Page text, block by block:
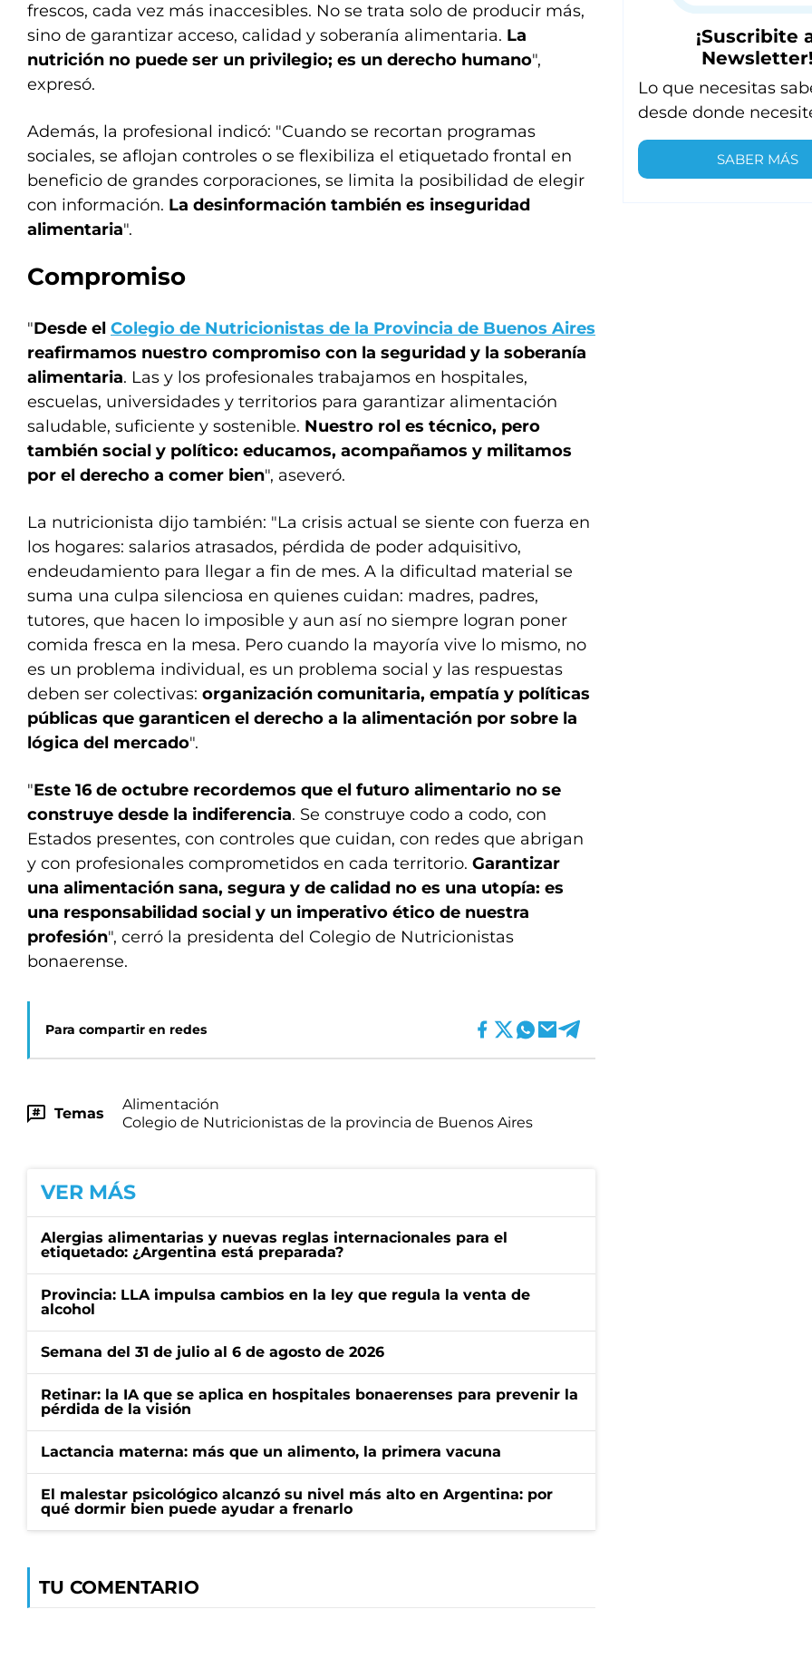
frescos, cada vez más inaccesibles. No se trata solo de producir más,
sino de garantizar acceso, calidad y soberanía alimentaria. La
nutrición no puede ser un privilegio; es un derecho humano",
expresó.
Además, la profesional indicó: "Cuando se recortan programas
sociales, se aflojan controles o se flexibiliza el etiquetado frontal en
beneficio de grandes corporaciones, se limita la posibilidad de elegir
con información. La desinformación también es inseguridad
alimentaria".
Compromiso
"Desde el Colegio de Nutricionistas de la Provincia de Buenos Aires
reafirmamos nuestro compromiso con la seguridad y la soberanía
alimentaria. Las y los profesionales trabajamos en hospitales,
escuelas, universidades y territorios para garantizar alimentación
saludable, suficiente y sostenible. Nuestro rol es técnico, pero
también social y político: educamos, acompañamos y militamos
por el derecho a comer bien", aseveró.
La nutricionista dijo también: "La crisis actual se siente con fuerza en
los hogares: salarios atrasados, pérdida de poder adquisitivo,
endeudamiento para llegar a fin de mes. A la dificultad material se
suma una culpa silenciosa en quienes cuidan: madres, padres,
tutores, que hacen lo imposible y aun así no siempre logran poner
comida fresca en la mesa. Pero cuando la mayoría vive lo mismo, no
es un problema individual, es un problema social y las respuestas
deben ser colectivas: organización comunitaria, empatía y políticas
públicas que garanticen el derecho a la alimentación por sobre la
lógica del mercado".
"Este 16 de octubre recordemos que el futuro alimentario no se
construye desde la indiferencia. Se construye codo a codo, con
Estados presentes, con controles que cuidan, con redes que abrigan
y con profesionales comprometidos en cada territorio. Garantizar
una alimentación sana, segura y de calidad no es una utopía: es
una responsabilidad social y un imperativo ético de nuestra
profesión", cerró la presidenta del Colegio de Nutricionistas
bonaerense.
Para compartir en redes
Temas
Alimentación
Colegio de Nutricionistas de la provincia de Buenos Aires
VER MÁS
Alergias alimentarias y nuevas reglas internacionales para el
etiquetado: ¿Argentina está preparada?
Provincia: LLA impulsa cambios en la ley que regula la venta de
alcohol
Semana del 31 de julio al 6 de agosto de 2026
Retinar: la IA que se aplica en hospitales bonaerenses para prevenir la
pérdida de la visión
Lactancia materna: más que un alimento, la primera vacuna
El malestar psicológico alcanzó su nivel más alto en Argentina: por
qué dormir bien puede ayudar a frenarlo
TU COMENTARIO
¡Suscribite
Newsletter!
Lo que necesitas
desde donde
SABER MÁS